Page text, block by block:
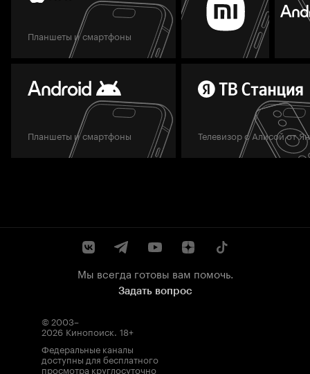
Планшеты и смартфоны
Планшеты и смартфоны Телевизор с Алисой от
Мы всегда готовы вам помочь.
Задать вопрос
© 2003–
2026 Кинопоиск. 18+
Федеральные каналы
доступны для бесплатного
просмотра круглосуточно